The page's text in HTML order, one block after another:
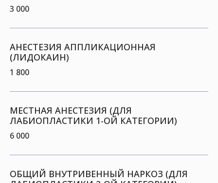
3 000
АНЕСТЕЗИЯ АППЛИКАЦИОННАЯ
(ЛИДОКАИН)
1 800
МЕСТНАЯ АНЕСТЕЗИЯ (ДЛЯ
ЛАБИОПЛАСТИКИ 1-ОЙ КАТЕГОРИИ)
6 000
ОБЩИЙ ВНУТРИВЕННЫЙ НАРКОЗ (ДЛЯ